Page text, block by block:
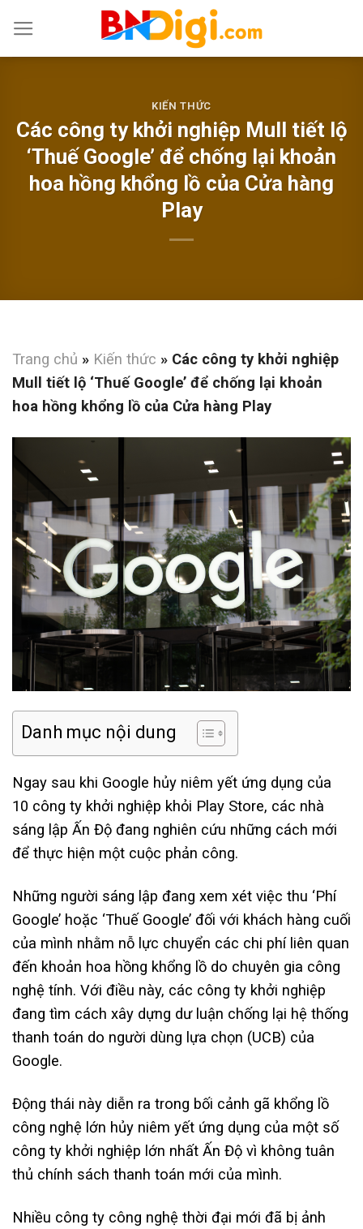
content
KIẾN THỨC
Các công ty khởi nghiệp Mull tiết lộ
‘Thuế Google’ để chống lại khoản
hoa hồng khổng lồ của Cửa hàng
Play
Trang chủ » Kiến thức » Các công ty khởi nghiệp
Mull tiết lộ ‘Thuế Google’ để chống lại khoản
hoa hồng khổng lồ của Cửa hàng Play
Danh mục nội dung
Ngay sau khi Google hủy niêm yết ứng dụng của
10 công ty khởi nghiệp khỏi Play Store, các nhà
sáng lập Ấn Độ đang nghiên cứu những cách mới
để thực hiện một cuộc phản công.
Những người sáng lập đang xem xét việc thu ‘Phí
Google’ hoặc ‘Thuế Google’ đối với khách hàng cuối
của mình nhằm nỗ lực chuyển các chi phí liên quan
đến khoản hoa hồng khổng lồ do chuyên gia công
nghệ tính. Với điều này, các công ty khởi nghiệp
đang tìm cách xây dựng dư luận chống lại hệ thống
thanh toán do người dùng lựa chọn (UCB) của
Google.
Động thái này diễn ra trong bối cảnh gã khổng lồ
công nghệ lớn hủy niêm yết ứng dụng của một số
công ty khởi nghiệp lớn nhất Ấn Độ vì không tuân
thủ chính sách thanh toán mới của mình.
Nhiều công ty công nghệ thời đại mới đã bị ảnh